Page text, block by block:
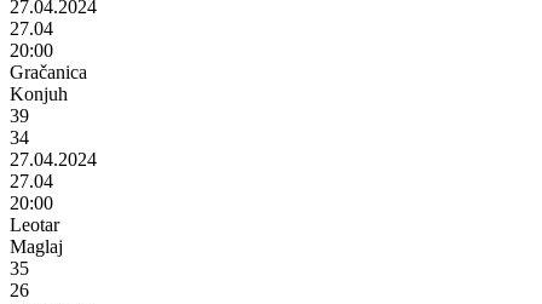
27.04.2024
27.04
20:00
Gračanica
Konjuh
39
34
27.04.2024
27.04
20:00
Leotar
Maglaj
35
26